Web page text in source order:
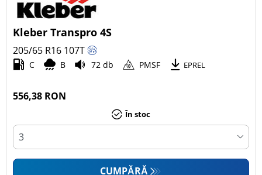
Kleber Transpro 4S
205/65 R16 107T
C B 72 db PMSF EPREL
556,38 RON
În stoc
CUMPĂRĂ